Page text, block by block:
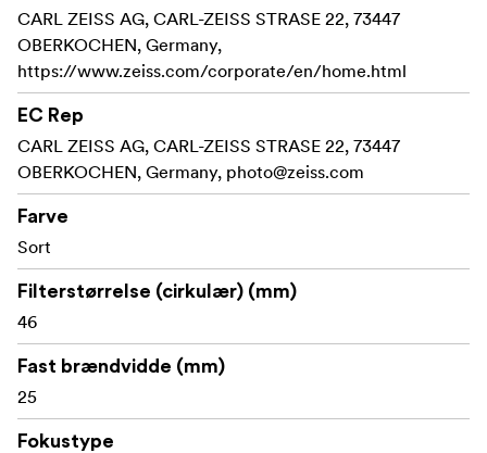
CARL ZEISS AG, CARL-ZEISS STRASE 22, 73447
OBERKOCHEN, Germany,
https://www.zeiss.com/corporate/en/home.html
EC Rep
CARL ZEISS AG, CARL-ZEISS STRASE 22, 73447
OBERKOCHEN, Germany, photo@zeiss.com
Farve
Sort
Filterstørrelse (cirkulær) (mm)
46
Fast brændvidde (mm)
25
Fokustype